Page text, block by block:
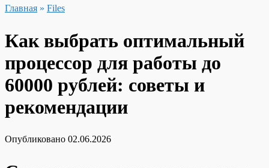
Главная » Files
Как выбрать оптимальный
процессор для работы до
60000 рублей: советы и
рекомендации
Опубликовано 02.06.2026